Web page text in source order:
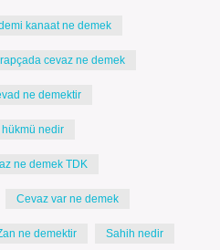
kanaat ne demek
cevaz ne demek
ne demektir
nedir
ne demek TDK
Cevaz var ne demek
ne demektir Sahih nedir